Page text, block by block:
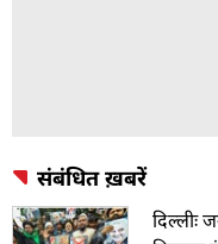
संबंधित ख़बरें
दिल्लीः